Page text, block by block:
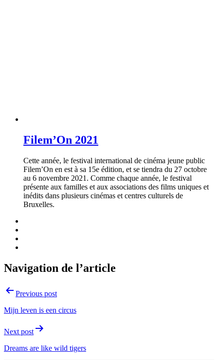
Filem’On 2021
Cette année, le festival international de cinéma jeune public
Filem’On en est à sa 15e édition, et se tiendra du 27 octobre
au 6 novembre 2021. Comme chaque année, le festival
présente aux familles et aux associations des films uniques et
inédits dans plusieurs cinémas et centres culturels de
Bruxelles.
Navigation de l’article
Previous post
Mijn leven is een circus
Next post
Dreams are like wild tigers